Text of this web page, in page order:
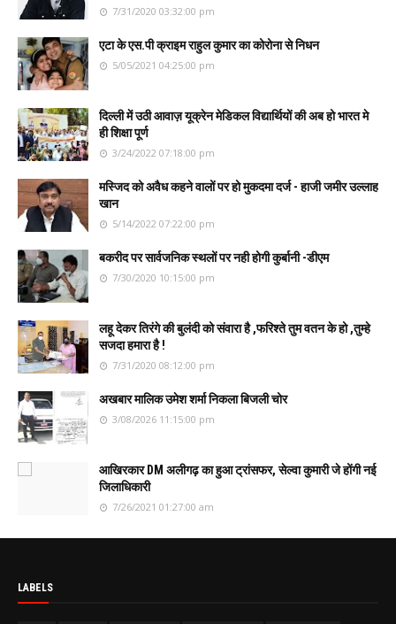
7/31/2020 03:32:00 pm
एटा के एस.पी क्राइम राहुल कुमार का कोरोना से निधन
5/05/2021 04:25:00 pm
दिल्ली में उठी आवाज़ यूक्रेन मेडिकल विद्यार्थियों की अब हो भारत मे
ही शिक्षा पूर्ण
3/24/2022 07:18:00 pm
मस्जिद को अवैध कहने वालों पर हो मुकदमा दर्ज - हाजी जमीर उल्लाह
खान
5/14/2022 07:22:00 pm
बकरीद पर सार्वजनिक स्थलों पर नही होगी कुर्बानी -डीएम
7/30/2020 10:15:00 pm
लहू देकर तिरंगे की बुलंदी को संवारा है ,फरिश्ते तुम वतन के हो ,तुम्हे
सजदा हमारा है !
7/31/2020 08:12:00 pm
अखबार मालिक उमेश शर्मा निकला बिजली चोर
3/08/2026 11:15:00 pm
आखिरकार DM अलीगढ़ का हुआ ट्रांसफर, सेल्वा कुमारी जे होंगी नई
जिलाधिकारी
7/26/2021 01:27:00 am
LABELS